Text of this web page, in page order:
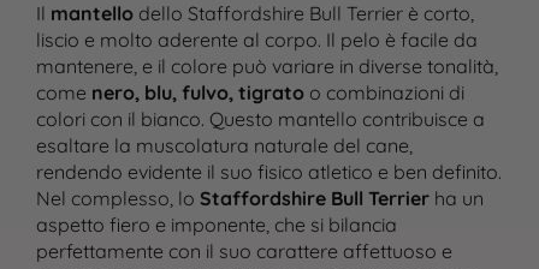
Il mantellodello Staffordshire Bull Terrier è corto,
liscio e molto aderente al corpo. Il pelo è facile da
mantenere, e il colore può variare in diverse tonalità,
come nero, blu, fulvo, tigratoo combinazioni di
colori con il bianco. Questo mantello contribuisce a
esaltare la muscolatura naturale del cane,
rendendo evidente il suo fisico atletico e ben definito.
Nel complesso, lo Staffordshire Bull Terrierha un
aspetto fiero e imponente, che si bilancia
perfettamente con il suo carattere affettuoso e